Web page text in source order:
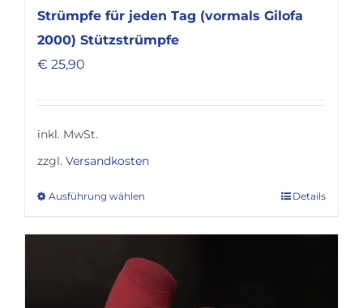
Strümpfe für jeden Tag (vormals Gilofa
2000) Stützstrümpfe
€ 25,90
inkl. MwSt.
zzgl. Versandkosten
Ausführung wählen
mehrere
Varianten
Details